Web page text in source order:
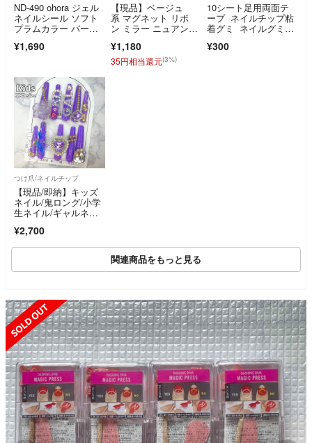
ND-490 ohora ジェル
ネイルシール ソフト
プラムカラー パープ
¥1,690
【現品】ベージュ
系 マグネット リボ
ン ミラー ニュアン
¥1,180
35円相当還元(3%)
10シート足用両面テ
ープ ネイルチップ粘
着グミ ネイルグミシ
¥300
つけ爪/ネイルチップ
【現品/即納】キッズ
ネイル/鬼ロング/小学
生ネイル/ギャルネイ
¥2,700
関連商品をもっと見る
SOLD OUT